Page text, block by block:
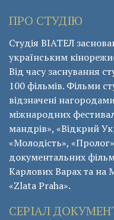
ПРО СТУДІЮ
Студія ВІАТЕЛ
українським
Від часу заснування
100 фільмів. Фільми
відзначені
міжнародних
мандрів», «Відкрий
«Молодість»,
документальних
Карлових Варах та на
«Zlata Praha».
СЕРІАЛ